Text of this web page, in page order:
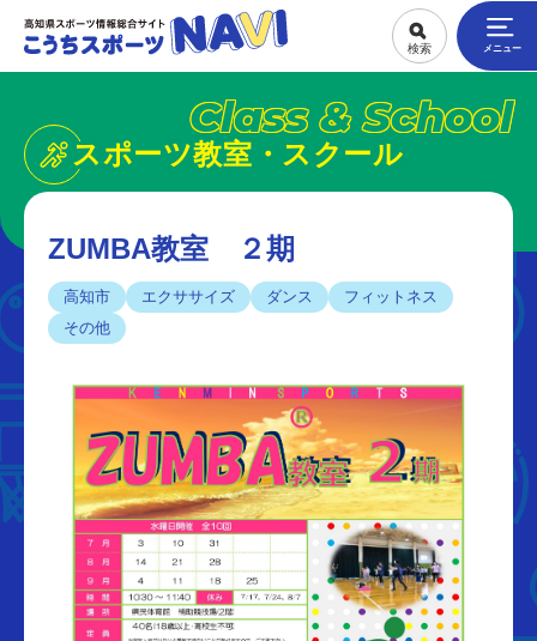
Class & School
スポーツ教室・スクール
ZUMBA教室 ２期
高知市 エクササイズ ダンス
フィットネス
その他